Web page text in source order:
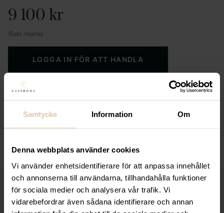
Samtycke Information Om
Denna webbplats använder cookies
Vi använder enhetsidentifierare för att anpassa innehållet
och annonserna till användarna, tillhandahålla funktioner
för sociala medier och analysera vår trafik. Vi
vidarebefordrar även sådana identifierare och annan
9 100 kr
(Exkl. moms)
LOGGA IN FÖR ATT HANDLA
Specialpriser för företag & återförsäljare
Expertis och utrustning för en proffsig servering
Smarta inköp för dig som driver restaurang eller
Beskrivning